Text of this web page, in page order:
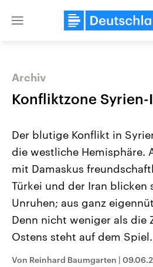
Close
Landtagswahl Sachsen-Anhalt
Alle Informationen
Sachsen-Anhalt wählt am 6.
September 2026 einen neuen
Bundesland von einer Koalition aus
Archiv
Konfliktzone Syrien-
Der blutige Konflikt in
die westliche Hemisphäre.
mit Damaskus
Türkei und der Iran blicken
Unruhen; aus ganz
Denn nicht weniger als die
Ostens steht auf dem Spiel.
Von Reinhard Baumgarten |